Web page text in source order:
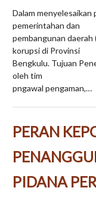
Dalam menyelesaikan
pemerintahan dan
pembangunan daerah
korupsi di Provinsi
Bengkulu. Tujuan
oleh tim
pngawal pengaman,…
PERAN
PIDANA